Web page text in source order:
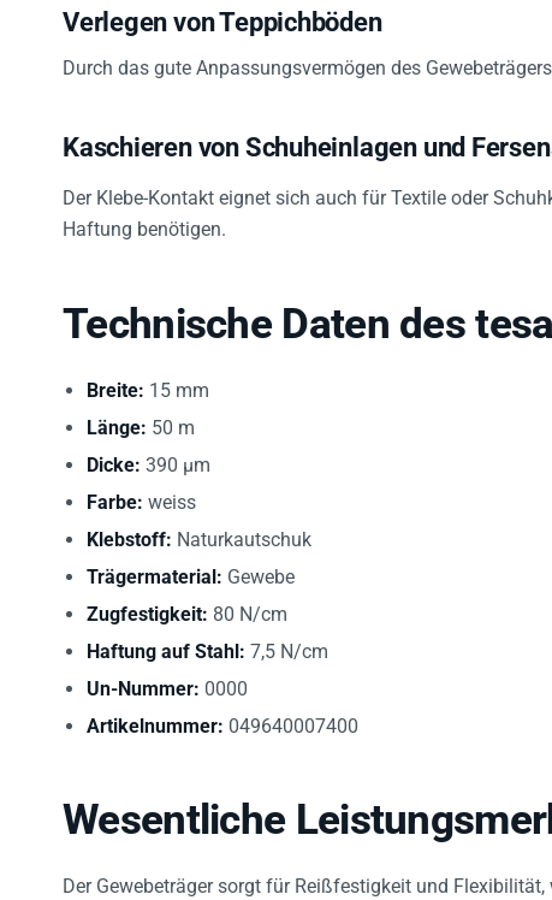
Verlegen von Teppichböden
Durch das gute Anpassungsvermögen des
Kaschieren von Schuheinlagen und
Der Klebe-Kontakt eignet sich auch für Textile oder
Haftung benötigen.
Technische Daten des
Breite: 15 mm
Länge: 50 m
Dicke: 390 µm
Farbe: weiss
Klebstoff: Naturkautschuk
Trägermaterial: Gewebe
Zugfestigkeit: 80 N/cm
Haftung auf Stahl: 7,5 N/cm
Un-Nummer: 0000
Artikelnummer: 049640007400
Wesentliche
Der Gewebeträger sorgt für Reißfestigkeit und